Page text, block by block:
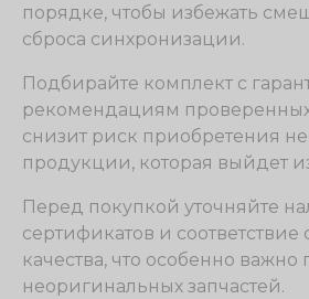
порядке, чтобы избежать
сброса синхронизации.
Подбирайте комплект с
рекомендациям
снизит риск приобретения
продукции, которая выйдет
Перед покупкой уточняйте
сертификатов и соответствие
качества, что особенно
неоригинальных запчастей.